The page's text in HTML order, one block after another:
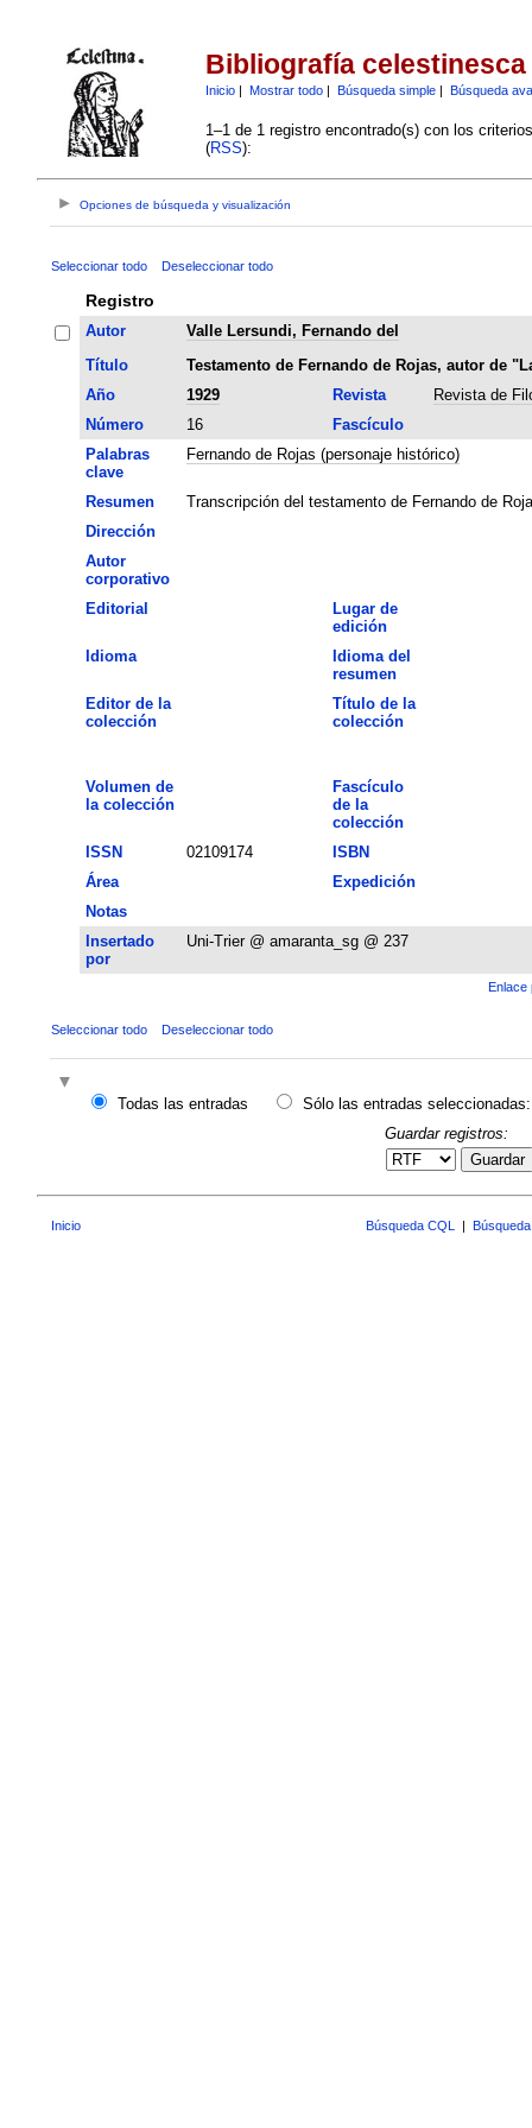
Bibliografía celestinesca
Inicio| Mostrar todo| Búsqueda simple| Búsqueda
1–1 de 1 registro encontrado(s) con los
(RSS):
Opciones de búsqueda y visualización
Seleccionar todo Deseleccionar todo
Registro
Autor
Valle Lersundi, Fernando del
Título
Testamento de Fernando de Rojas, autor de
Año
1929 Revista
Revista de
Número
16
Fascículo
Palabras
clave
Fernando de Rojas (personaje histórico)
Resumen
Transcripción del testamento de Fernando de
Dirección
Autor
corporativo
Editorial
Lugar de
edición
Idioma
Idioma del
resumen
Editor de la
colección
Título de la
colección
Volumen de
la colección
Fascículo
de la
colección
ISSN
02109174
ISBN
Área
Expedición
Notas
Insertado
por
Uni-Trier @ amaranta_sg @ 237
Enlace
Seleccionar todo Deseleccionar todo
Todas las entradas
Sólo las entradas seleccionadas:
Guardar registros:
Guardar
Inicio Búsqueda CQL